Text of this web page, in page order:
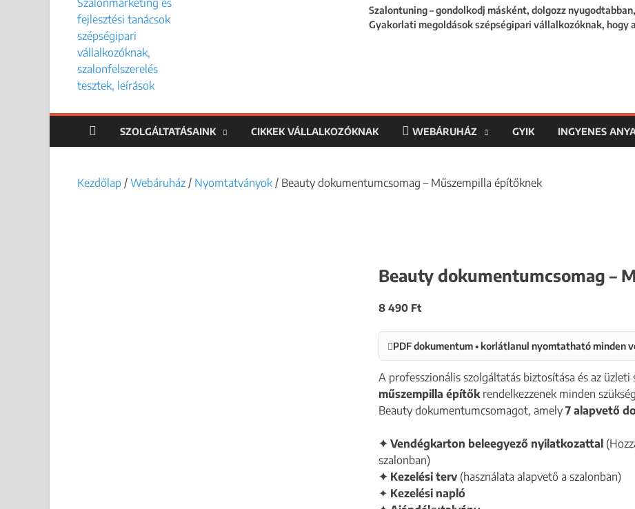
Szalontuning – gondolkodj másként, dolgozz
Gyakorlati megoldások szépségipari vállalkozóknak, hogy
SZOLGÁLTATÁSAINK CIKKEK VÁLLALKOZÓKNAK WEBÁRUHÁZ GYIK INGYENES
Kezdőlap / Webáruház / Nyomtatványok/ Beauty dokumentumcsomag – Műszempilla építőknek
Beauty dokumentumcsomag –
8 490 Ft
PDF dokumentum • korlátlanul nyomtatható minden
A professzionális szolgáltatás biztosítása és az
műszempilla építőkrendelkezzenek minden
Beauty dokumentumcsomagot, amely7 alapvető
✦ Vendégkarton beleegyező nyilatkozattal
szalonban)
✦ Kezelési terv(használata alapvető a szalonban)
✦ Kezelési napló